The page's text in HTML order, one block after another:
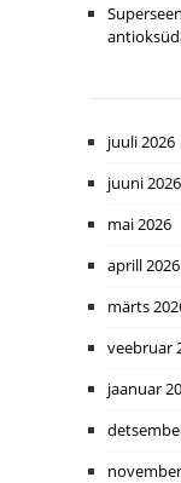
juuli 2026
juuni 2026
mai 2026
aprill 2026
märts
veebruar
jaanuar